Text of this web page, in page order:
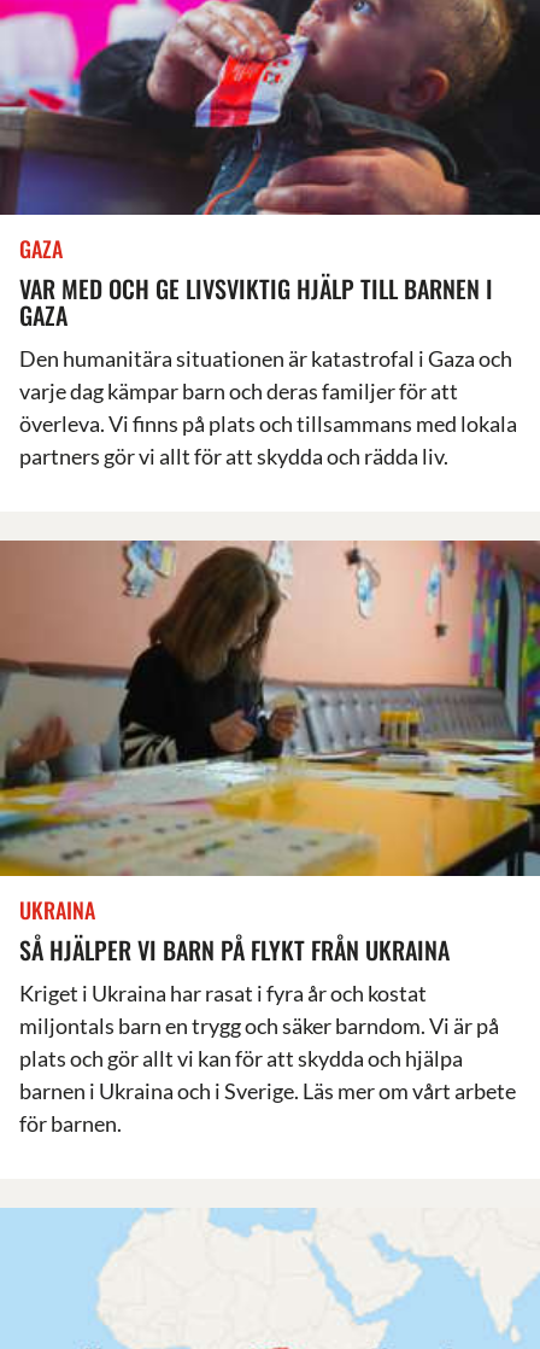
GAZA
VAR MED OCH GE LIVSVIKTIG HJÄLP TILL BARNEN I
GAZA
Den humanitära situationen är katastrofal i Gaza och
varje dag kämpar barn och deras familjer för att
överleva. Vi finns på plats och tillsammans med lokala
partners gör vi allt för att skydda och rädda liv.
UKRAINA
SÅ HJÄLPER VI BARN PÅ FLYKT FRÅN UKRAINA
Kriget i Ukraina har rasat i fyra år och kostat
miljontals barn en trygg och säker barndom. Vi är på
plats och gör allt vi kan för att skydda och hjälpa
barnen i Ukraina och i Sverige. Läs mer om vårt arbete
för barnen.